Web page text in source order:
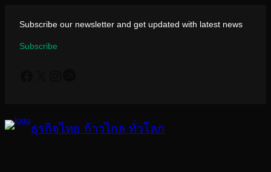
เนื้อหา
Subscribe our newsletter and get updated with latest news
Subscribe
ธุรกิจไทย ก้าวไกล ทั่วโลก